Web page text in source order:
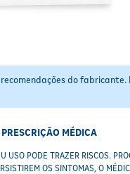
do fabricante.
MÉDICA
USO PODE TRAZER RISCOS.
OS SINTOMAS, O